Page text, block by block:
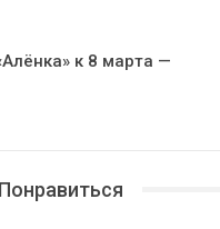
к 8 марта —